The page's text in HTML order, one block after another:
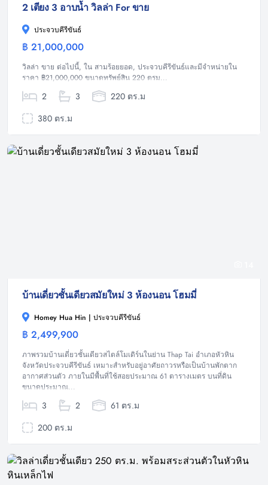
2 เตียง 3 อาบน้ำ วิลล่า For ขาย
ประจวบคีรีขันธ์
฿ 21,000,000
วิลล่า ขาย ต่อไปนี้, ใน สามร้อยยอด, ประจวบคีรีขันธ์และมีจำหน่ายใน
ราคา ฿21,000,000 ขนาดทรัพย์สิน 220 ตรม...
2 3
220 ตร.ม
380 ตร.ม
บ้านเดี่ยวชั้นเดียวสมัยใหม่ 3 ห้องนอน โฮมมี่
Homey Hua Hin | ประจวบคีรีขันธ์
฿ 2,499,900
ภาพรวมบ้านเดี่ยวชั้นเดียวสไตล์โมเดิร์นในย่าน Thap Tai อำเภอหัวหิน
จังหวัดประจวบคีรีขันธ์ เหมาะสำหรับอยู่อาศัยถาวรหรือเป็นบ้านพักตาก
อากาศส่วนตัว ภายในมีพื้นที่ใช้สอยประมาณ 61 ตารางเมตร บนที่ดิน
ขนาดประมาณ...
3 2
61 ตร.ม
200 ตร.ม